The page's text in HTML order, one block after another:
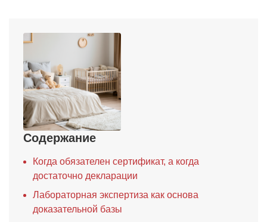
Содержание
Когда обязателен сертификат, а когда
достаточно декларации
Лабораторная экспертиза как основа
доказательной базы